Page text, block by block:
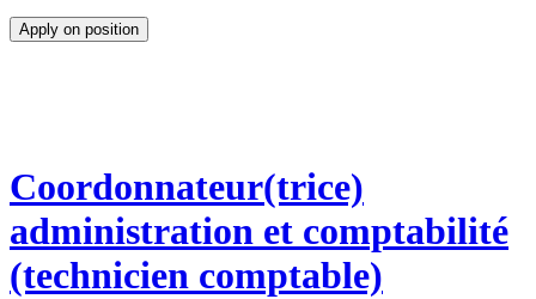
Apply on position
Coordonnateur(trice)
administration et comptabilité
(technicien comptable)